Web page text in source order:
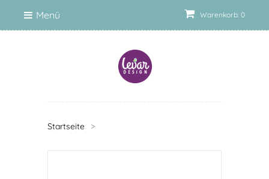
Warenkorb: 0
Menü
Startseite >